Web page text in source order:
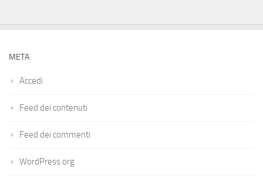
META
Accedi
Feed dei contenuti
Feed dei commenti
WordPress.org